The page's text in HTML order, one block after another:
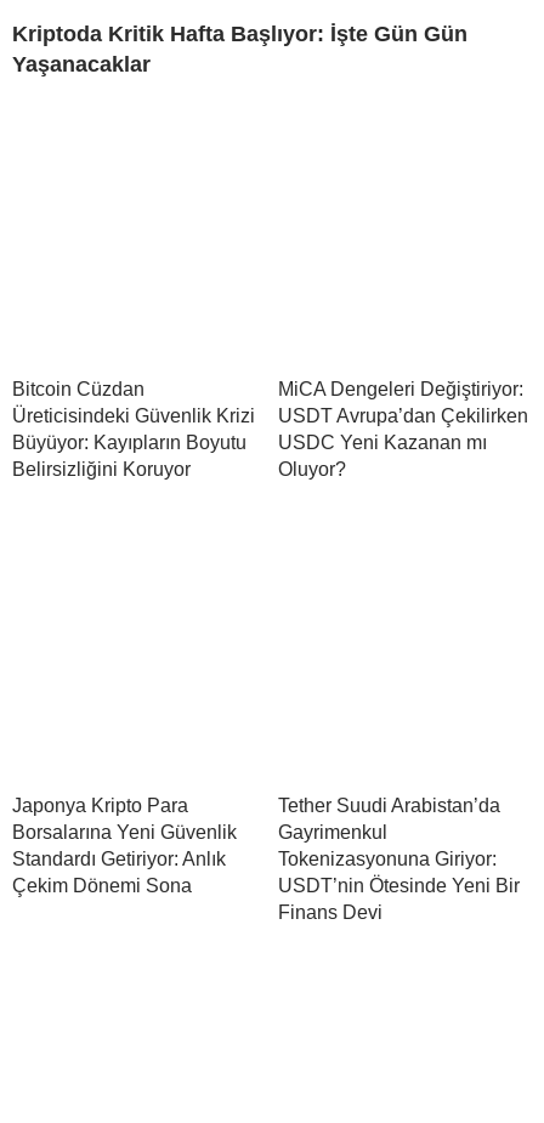
Kriptoda Kritik Hafta Başlıyor: İşte Gün Gün
Yaşanacaklar
Bitcoin Cüzdan
Üreticisindeki Güvenlik Krizi
Büyüyor: Kayıpların Boyutu
Belirsizliğini Koruyor
MiCA Dengeleri Değiştiriyor:
USDT Avrupa’dan Çekilirken
USDC Yeni Kazanan mı
Oluyor?
Japonya Kripto Para
Borsalarına Yeni Güvenlik
Standardı Getiriyor: Anlık
Çekim Dönemi Sona
Tether Suudi Arabistan’da
Gayrimenkul
Tokenizasyonuna Giriyor:
USDT’nin Ötesinde Yeni Bir
Finans Devi